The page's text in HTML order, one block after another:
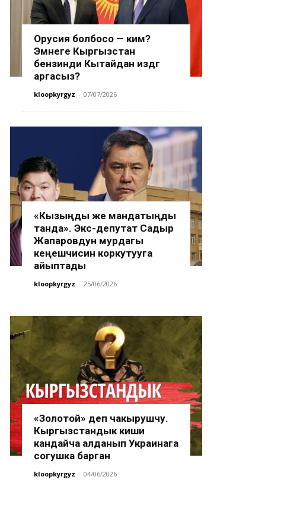
Орусия болбосо — ким?
Эмнеге Кыргызстан
бензинди Кытайдан издөөгө
аргасыз?
kloopkyrgyz - 07/07/2026
«Кызыңды же мандатыңды
танда». Экс-депутат Садыр
Жапаровдун мурдагы
кеңешчисин коркутууга
айыптады
kloopkyrgyz - 25/06/2026
«Золотой» деп чакырушчу.
Кыргызстандык киши
кандайча алданып Украинага
согушка барган
kloopkyrgyz - 04/06/2026